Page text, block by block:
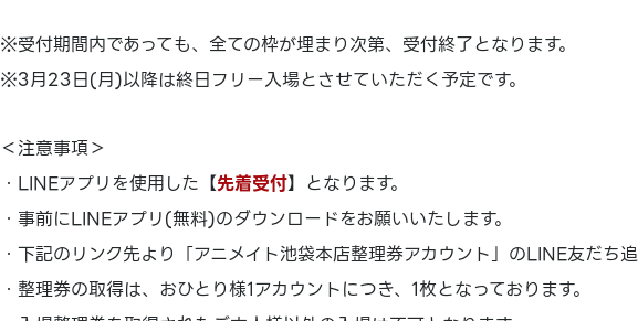
※受付期間内であっても、全ての枠が埋まり次第、受付終了となります。
※3月23日(月)以降は終日フリー入場とさせていただく予定です。
＜注意事項＞
・LINEアプリを使用した【先着受付】となります。
・事前にLINEアプリ(無料)のダウンロードをお願いいたします。
・下記のリンク先より「アニメイト池袋本店整理券アカウント」のLINE友だち追
・整理券の取得は、おひとり様1アカウントにつき、1枚となっております。